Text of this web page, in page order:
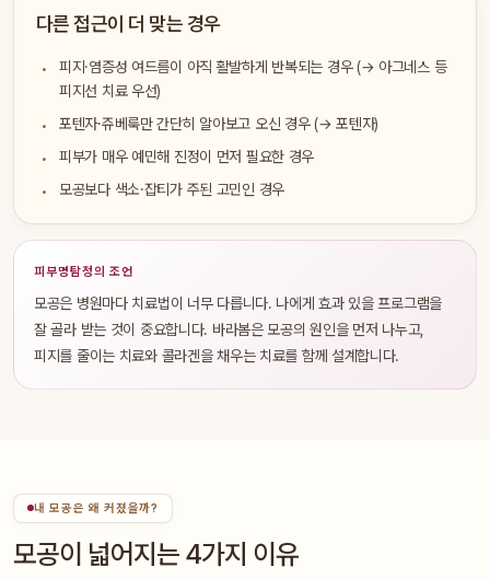
다른 접근이 더 맞는 경우
피지·염증성 여드름이 아직 활발하게 반복되는 경우 (→ 아그네스 등
피지선 치료 우선)
포텐자·쥬베룩만 간단히 알아보고 오신 경우 (→ 포텐자)
피부가 매우 예민해 진정이 먼저 필요한 경우
모공보다 색소·잡티가 주된 고민인 경우
피부명탐정의 조언
모공은 병원마다 치료법이 너무 다릅니다. 나에게 효과 있을 프로그램을
잘 골라 받는 것이 중요합니다. 바라봄은 모공의 원인을 먼저 나누고,
피지를 줄이는 치료와 콜라겐을 채우는 치료를 함께 설계합니다.
내 모공은 왜 커졌을까?
모공이 넓어지는 4가지 이유